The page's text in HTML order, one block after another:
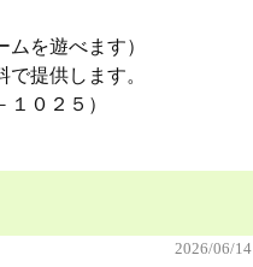
を遊べます）
提供します。
０２５）
2026/06/14